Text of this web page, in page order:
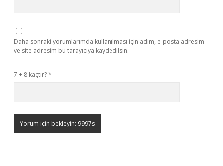
Daha sonraki yorumlarımda kullanılması için adım, e-posta adresim
ve site adresim bu tarayıcıya kaydedilsin.
7 + 8 kaçtır?*